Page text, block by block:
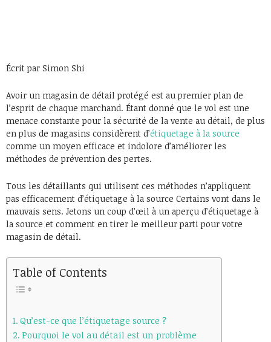
Écrit par Simon Shi
Avoir un magasin de détail protégé est au premier plan de
l’esprit de chaque marchand. Étant donné que le vol est une
menace constante pour la sécurité de la vente au détail, de plus
en plus de magasins considèrent d’étiquetage à la source
comme un moyen efficace et indolore d’améliorer les
méthodes de prévention des pertes.
Tous les détaillants qui utilisent ces méthodes n’appliquent
pas efficacement d’étiquetage à la source Certains vont dans le
mauvais sens. Jetons un coup d’œil à un aperçu d’étiquetage à
la source et comment en tirer le meilleur parti pour votre
magasin de détail.
Table of Contents
Qu’est-ce que l’étiquetage source ?
Pourquoi le vol au détail est un problème